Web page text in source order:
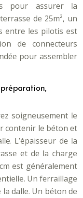
pour assurer la
de 25m², un
entre les pilotis est
de connecteurs
pour assembler
soigneusement le
contenir le béton et
L’épaisseur de la
et de la charge
est généralement
Un ferraillage
dalle. Un béton de